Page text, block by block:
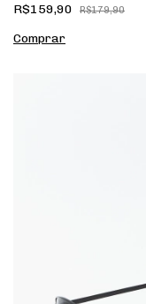
R$159,90
R$179,90